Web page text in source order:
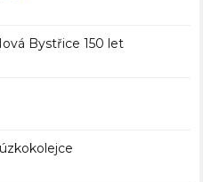
Bystřice 150 let